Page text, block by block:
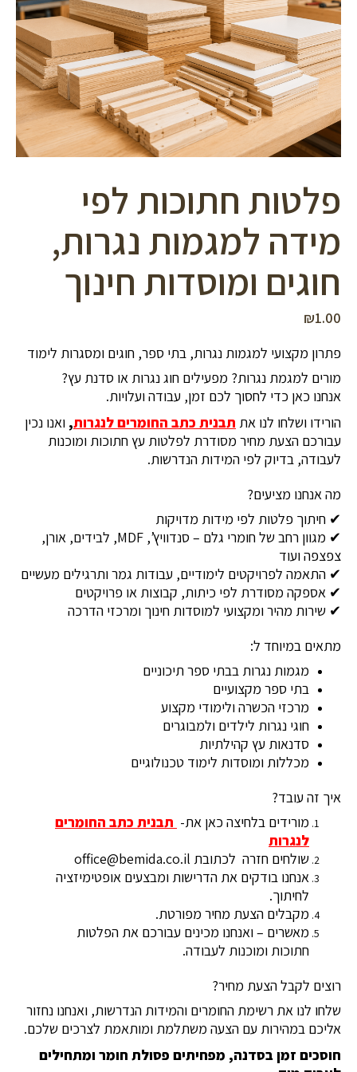
סמן קישורים
לאפס
את
כל
האפשרויות
cached
פלטות חתוכות לפי
מידה למגמות נגרות,
חוגים ומוסדות חינוך
₪1.00
פתרון מקצועי למגמות נגרות, בתי ספר, חוגים ומסגרות לימוד
מורים למגמת נגרות? מפעילים חוג נגרות או סדנת עץ?
אנחנו כאן כדי לחסוך לכם זמן, עבודה ועלויות.
הורידו ושלחו לנו את תבנית כתב החומרים לנגרות, ואנו נכין
עבורכם הצעת מחיר מסודרת לפלטות עץ חתוכות ומוכנות
לעבודה, בדיוק לפי המידות הנדרשות.
מה אנחנו מציעים?
✔ חיתוך פלטות לפי מידות מדויקות
✔ מגוון רחב של חומרי גלם – סנדוויץ’, MDF, לבידים, אורן,
צפצפה ועוד
✔ התאמה לפרויקטים לימודיים, עבודות גמר ותרגילים מעשיים
✔ אספקה מסודרת לפי כיתות, קבוצות או פרויקטים
✔ שירות מהיר ומקצועי למוסדות חינוך ומרכזי הדרכה
מתאים במיוחד ל:
מגמות נגרות בבתי ספר תיכוניים
בתי ספר מקצועיים
מרכזי הכשרה ולימודי מקצוע
חוגי נגרות לילדים ולמבוגרים
סדנאות עץ קהילתיות
מכללות ומוסדות לימוד טכנולוגיים
איך זה עובד?
מורידים בלחיצה כאן את- תבנית כתב החומרים
לנגרות
שולחים חזרה לכתובת office@bemida.co.il
אנחנו בודקים את הדרישות ומבצעים אופטימיזציה
לחיתוך.
מקבלים הצעת מחיר מפורטת.
מאשרים – ואנחנו מכינים עבורכם את הפלטות
חתוכות ומוכנות לעבודה.
רוצים לקבל הצעת מחיר?
שלחו לנו את רשימת החומרים והמידות הנדרשות, ואנחנו נחזור
אליכם במהירות עם הצעה משתלמת ומותאמת לצרכים שלכם.
חוסכים זמן בסדנה, מפחיתים פסולת חומר ומתחילים